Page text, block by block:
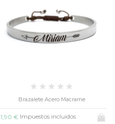
Brazalete Acero Macrame
€Impuestos incluidos